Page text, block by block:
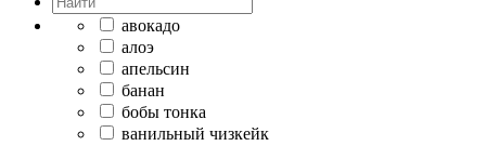
авокадо
алоэ
апельсин
банан
бобы тонка
ванильный чизкейк